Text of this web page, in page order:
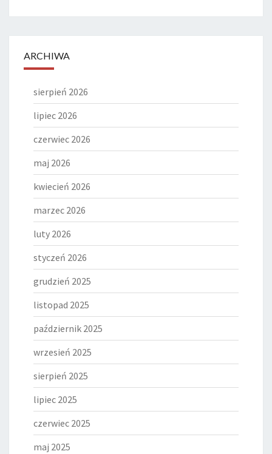
ARCHIWA
sierpień 2026
lipiec 2026
czerwiec 2026
maj 2026
kwiecień 2026
marzec 2026
luty 2026
styczeń 2026
grudzień 2025
listopad 2025
październik 2025
wrzesień 2025
sierpień 2025
lipiec 2025
czerwiec 2025
maj 2025